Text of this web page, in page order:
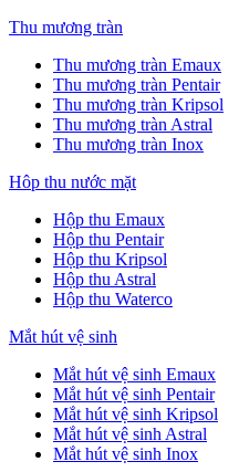
Thu mương tràn
Thu mương tràn Emaux
Thu mương tràn Pentair
Thu mương tràn Kripsol
Thu mương tràn Astral
Thu mương tràn Inox
Hôp thu nước mặt
Hộp thu Emaux
Hộp thu Pentair
Hộp thu Kripsol
Hộp thu Astral
Hộp thu Waterco
Mắt hút vệ sinh
Mắt hút vệ sinh Emaux
Mắt hút vệ sinh Pentair
Mắt hút vệ sinh Kripsol
Mắt hút vệ sinh Astral
Mắt hút vệ sinh Inox